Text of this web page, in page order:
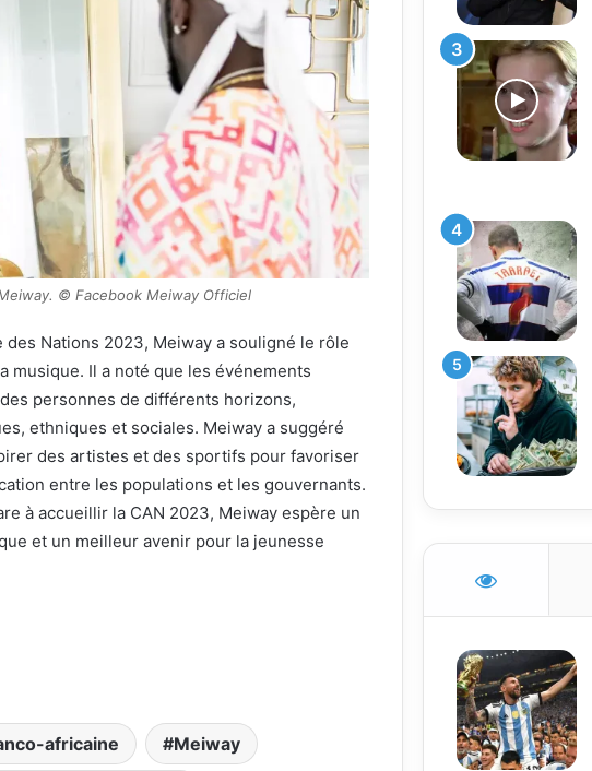
© Facebook Meiway Officiel
des Nations 2023, Meiway a souligné le rôle
musique. Il a noté que les événements
personnes de différents horizons,
ethniques et sociales. Meiway a suggéré
des artistes et des sportifs pour favoriser
entre les populations et les gouvernants.
à accueillir la CAN 2023, Meiway espère un
et un meilleur avenir pour la jeunesse
africaine Meiway